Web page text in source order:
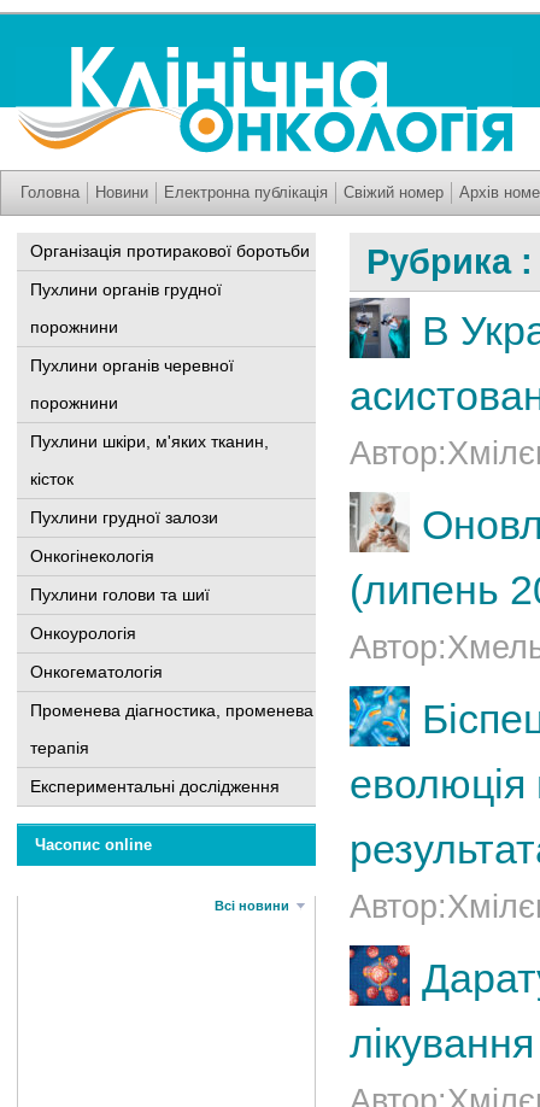
Головна Новини Електронна публікація Свіжий номер Архів
Організація протиракової боротьби
Пухлини органів грудної
порожнини
Пухлини органів черевної
порожнини
Пухлини шкіри, м'яких тканин,
кісток
Пухлини грудної залози
Онкогінекологія
Пухлини голови та шиї
Онкоурологія
Онкогематологія
Променева діагностика, променева
терапія
Експериментальні дослідження
Часопис online
Всі новини
Рубрика
В
(липень
еволюція